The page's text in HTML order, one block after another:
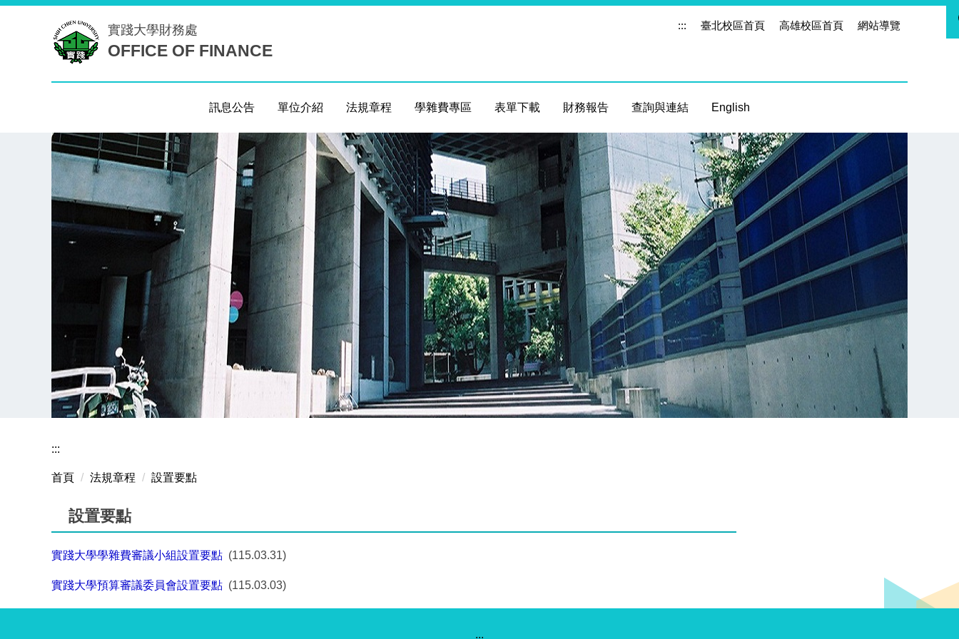
實踐大學財務處
OFFICE OF FINANCE
::: 臺北校區首頁 高雄校區首頁 網站導覽
訊息公告 單位介紹 法規章程 學雜費專區 表單下載 財務報告 查詢與連結 English
:::
首頁 法規章程 設置要點
設置要點
實踐大學學雜費審議小組設置要點 (115.03.31)
實踐大學預算審議委員會設置要點 (115.03.03)